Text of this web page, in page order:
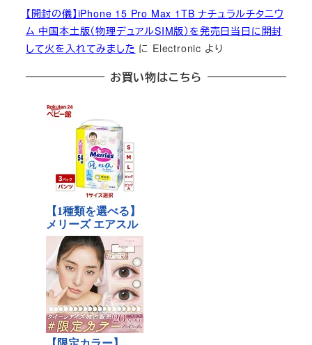
【開封の儀】iPhone 15 Pro Max 1TB ナチュラルチタニウ
ム 中国本土版（物理デュアルSIM版）を発売日当日に開封
して火を入れてみました に Electronic より
お買い物はこちら